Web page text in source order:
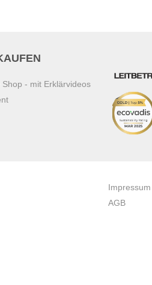
- mit Erklärvideos
Impressum
AGB